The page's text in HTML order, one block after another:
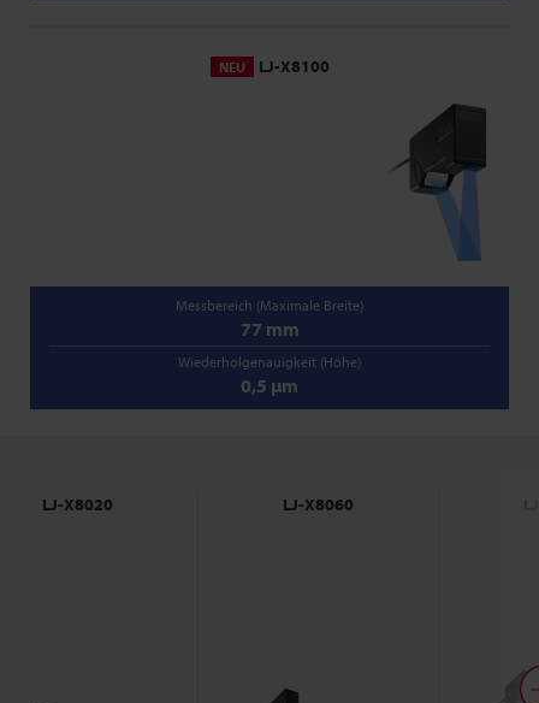
NEU LJ-X8100
Messbereich (Maximale Breite)
77 mm
Wiederholgenauigkeit (Höhe)
0,5 µm
LJ-X8020 LJ-X8060